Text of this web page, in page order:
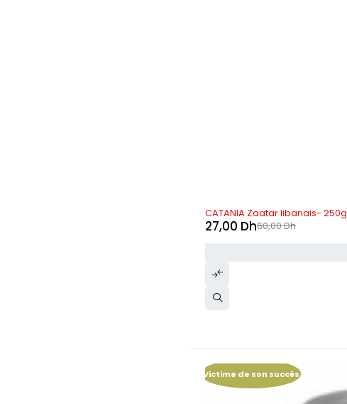
RUPTURE DE STOCK
CATANIA Zaatar libanais- 250g
60,00Dh
27,00 Dh
Victime de son succès